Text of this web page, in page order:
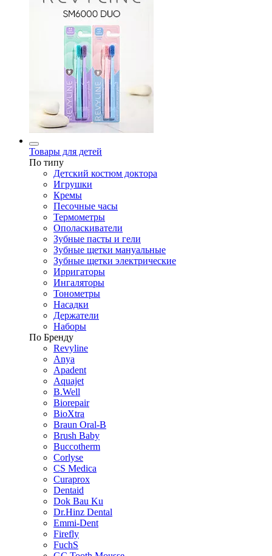
Товары для детей
По типу
Детский костюм доктора
Игрушки
Кремы
Песочные часы
Термометры
Ополаскиватели
Зубные пасты и гели
Зубные щетки мануальные
Зубные щетки электрические
Ирригаторы
Ингаляторы
Тонометры
Насадки
Держатели
Наборы
По Бренду
Revyline
Anya
Apadent
Aquajet
B.Well
Biorepair
BioXtra
Braun Oral-B
Brush Baby
Buccotherm
Corlyse
CS Medica
Curaprox
Dentaid
Dok Bau Ku
Dr.Hinz Dental
Emmi-Dent
Firefly
FuchS